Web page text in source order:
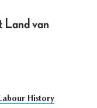
Land van
History